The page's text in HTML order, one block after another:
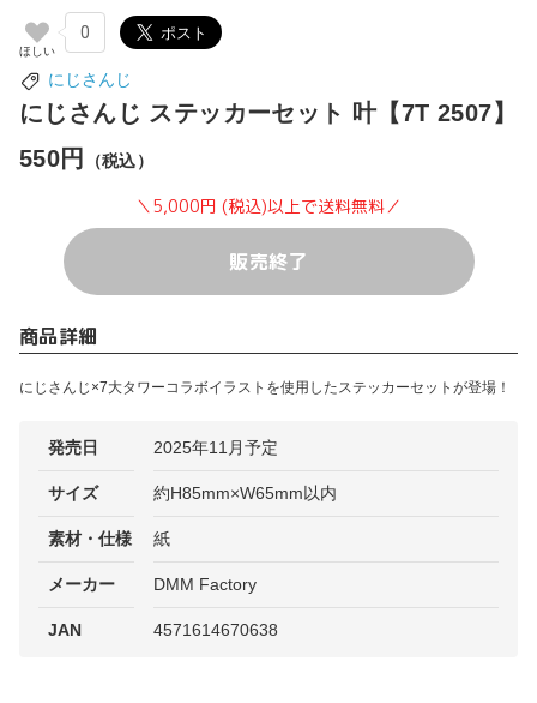
0
にじさんじ
にじさんじ ステッカーセット 叶【7T 2507】
550円
（税込）
＼5,000円 (税込)以上で送料無料／
販売終了
商品詳細
にじさんじ×7大タワーコラボイラストを使用したステッカーセットが登場！
発売日 2025年11月予定
サイズ 約H85mm×W65mm以内
素材・仕様 紙
メーカー DMM Factory
JAN 4571614670638